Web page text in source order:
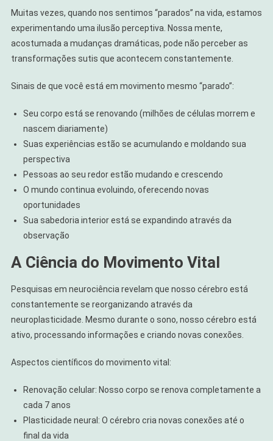
Muitas vezes, quando nos sentimos “parados” na vida, estamos
experimentando uma ilusão perceptiva. Nossa mente,
acostumada a mudanças dramáticas, pode não perceber as
transformações sutis que acontecem constantemente.
Sinais de que você está em movimento mesmo “parado”:
Seu corpo está se renovando (milhões de células morrem e
nascem diariamente)
Suas experiências estão se acumulando e moldando sua
perspectiva
Pessoas ao seu redor estão mudando e crescendo
O mundo continua evoluindo, oferecendo novas
oportunidades
Sua sabedoria interior está se expandindo através da
observação
A Ciência do Movimento Vital
Pesquisas em neurociência revelam que nosso cérebro está
constantemente se reorganizando através da
neuroplasticidade. Mesmo durante o sono, nosso cérebro está
ativo, processando informações e criando novas conexões.
Aspectos científicos do movimento vital:
Renovação celular: Nosso corpo se renova completamente a
cada 7 anos
Plasticidade neural: O cérebro cria novas conexões até o
final da vida